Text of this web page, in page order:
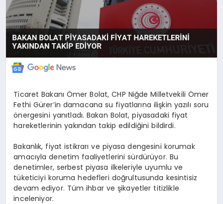
Ticaret Bakanı Ömer Bolat, CHP Niğde Milletvekili Ömer
Fethi Gürer’in damacana su fiyatlarına ilişkin yazılı soru
önergesini yanıtladı. Bakan Bolat, piyasadaki fiyat
hareketlerinin yakından takip edildiğini bildirdi.
Bakanlık, fiyat istikrarı ve piyasa dengesini korumak
amacıyla denetim faaliyetlerini sürdürüyor. Bu
denetimler, serbest piyasa ilkeleriyle uyumlu ve
tüketiciyi koruma hedefleri doğrultusunda kesintisiz
devam ediyor. Tüm ihbar ve şikayetler titizlikle
inceleniyor.